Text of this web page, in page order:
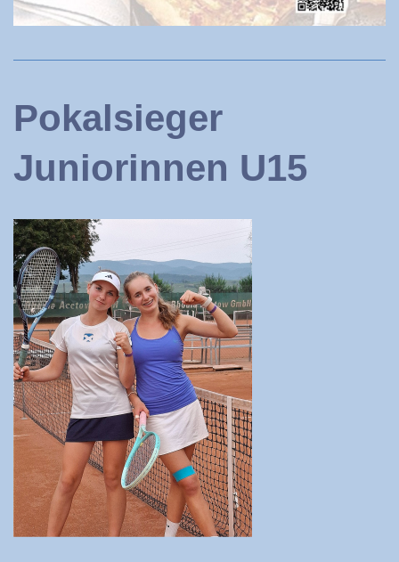
Pokalsieger
Juniorinnen U15